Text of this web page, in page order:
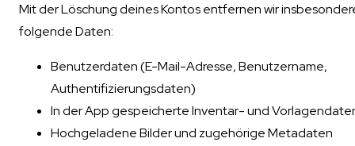
Mit der Löschung deines Kontos entfernen wir
folgende Daten:
Benutzerdaten (E-Mail-Adresse, Benutzername,
Authentifizierungsdaten)
In der App gespeicherte Inventar- und
Hochgeladene Bilder und zugehörige Metadaten